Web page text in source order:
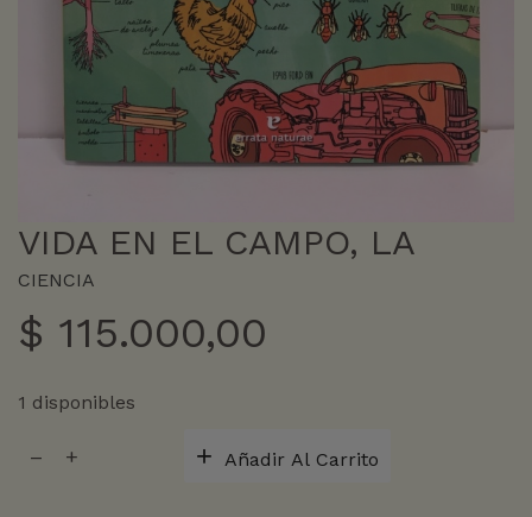
VIDA EN EL CAMPO, LA
CIENCIA
$ 115.000,00
1 disponibles
Añadir Al Carrito